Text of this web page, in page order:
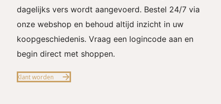
dagelijks vers wordt aangevoerd. Bestel 24/7 via
onze webshop en behoud altijd inzicht in uw
koopgeschiedenis. Vraag een logincode aan en
begin direct met shoppen.
Klant worden